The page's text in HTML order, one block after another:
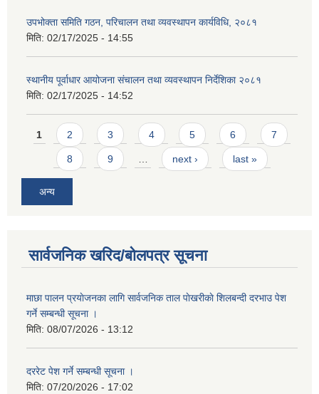
उपभोक्ता समिति गठन, परिचालन तथा व्यवस्थापन कार्यविधि, २०८१
मिति: 02/17/2025 - 14:55
स्थानीय पूर्वाधार आयोजना संचालन तथा व्यवस्थापन निर्देशिका २०८१
मिति: 02/17/2025 - 14:52
Pages
1 2 3 4 5 6 7
8 9 next › last »
अन्य
सार्वजनिक खरिद/बोलपत्र सूचना
माछा पालन प्रयाेजनका लागि सार्वजनिक ताल पाेखरीकाे शिलबन्दी दरभाउ पेश
गर्ने सम्बन्धी सूचना ।
मिति: 08/07/2026 - 13:12
दररेट पेश गर्ने सम्बन्धी सूचना ।
मिति: 07/20/2026 - 17:02